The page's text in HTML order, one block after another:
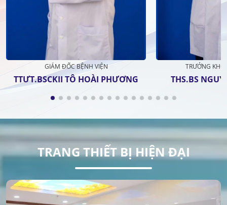
GIÁM ĐỐC BỆNH VIỆN
TTƯT.BSCKII TÔ HOÀI PHƯƠNG
TRƯỞNG
THS.BS
TRANG THIẾT BỊ HIỆN ĐẠI